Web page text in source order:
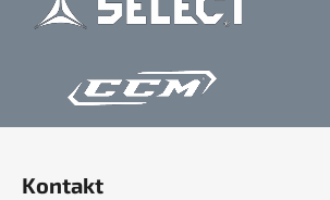
Kontakt